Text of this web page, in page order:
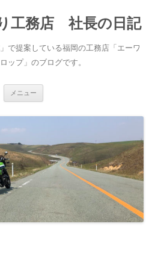
工務店 社長の日記
で提案している福岡の工務店「エーワ
ップ」のブログです。
メニュー